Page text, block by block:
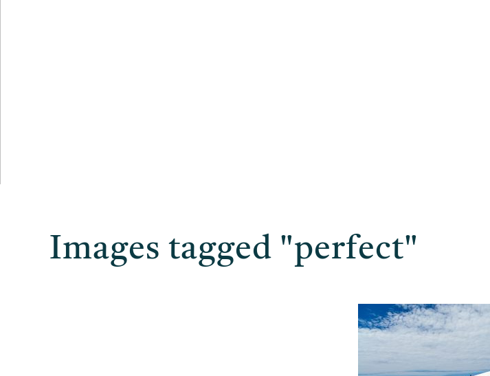
Images tagged "perfect"